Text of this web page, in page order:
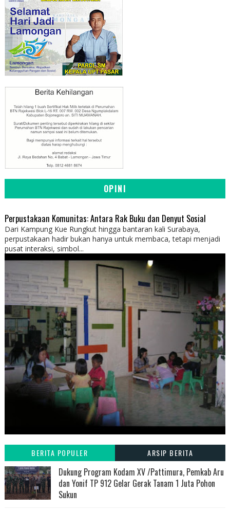
OPINI
Perpustakaan Komunitas: Antara Rak Buku dan Denyut Sosial
Dari Kampung Kue Rungkut hingga bantaran kali Surabaya,
perpustakaan hadir bukan hanya untuk membaca, tetapi menjadi
pusat interaksi, simbol...
BERITA POPULER ARSIP BERITA
Dukung Program Kodam XV /Pattimura, Pemkab Aru
dan Yonif TP 912 Gelar Gerak Tanam 1 Juta Pohon
Sukun